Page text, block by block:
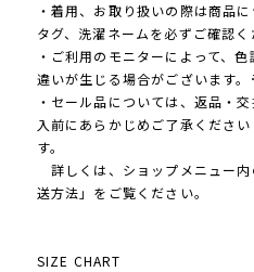
・着用、お取り扱いの際は商品
タグ、洗濯ネームを必ずご確認く
・ご利用のモニターによって、
違いが生じる場合がございます。
・セール品については、返品・
入前にあらかじめご了承くださ
す。
詳しくは、ショップメニュー
送方法」をご覧ください。
SIZE CHART